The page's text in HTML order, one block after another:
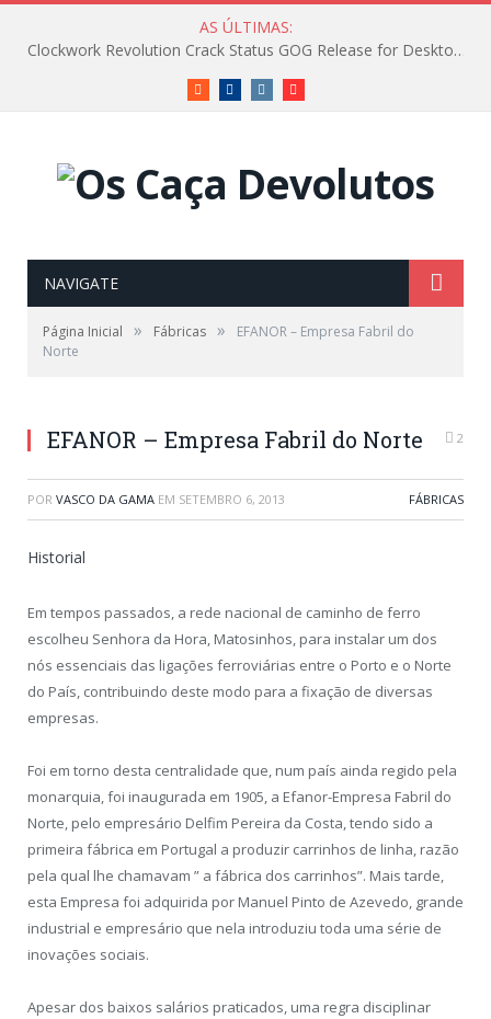
AS ÚLTIMAS:
Clockwork Revolution Crack Status GOG Release for Desktop Reddit
FacebookInstagram
NAVIGATE
Página Inicial » Fábricas »
EFANOR – Empresa Fabril do
Norte
EFANOR – Empresa Fabril do Norte 2
POR VASCO DA GAMA EM SETEMBRO 6, 2013 FÁBRICAS
Historial
Em tempos passados, a rede nacional de caminho de ferro
escolheu Senhora da Hora, Matosinhos, para instalar um dos
nós essenciais das ligações ferroviárias entre o Porto e o Norte
do País, contribuindo deste modo para a fixação de diversas
empresas.
Foi em torno desta centralidade que, num país ainda regido pela
monarquia, foi inaugurada em 1905, a Efanor-Empresa Fabril do
Norte, pelo empresário Delfim Pereira da Costa, tendo sido a
primeira fábrica em Portugal a produzir carrinhos de linha, razão
pela qual lhe chamavam ” a fábrica dos carrinhos”. Mais tarde,
esta Empresa foi adquirida por Manuel Pinto de Azevedo, grande
industrial e empresário que nela introduziu toda uma série de
inovações sociais.
Apesar dos baixos salários praticados, uma regra disciplinar